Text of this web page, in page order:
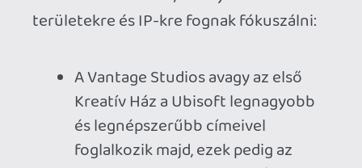
Beyond Good & Evil, a Prince of
Persia, az Anno, a Rayman és a
szakterületének pedig a
családbarát címeket határozták
meg az átalakítás során, azaz ide
került a Just Dance, az Idle Miner
Tycoon, a Ketchapp és az Uno is.